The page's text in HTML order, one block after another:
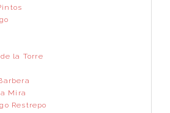
la Torre
Mira
Restrepo